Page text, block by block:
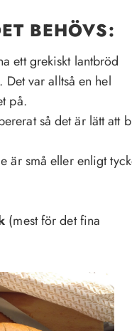
BEHÖVS:
ett grekiskt lantbröd
var alltså en hel
på.
så det är lätt att
är små eller enligt
(mest för det fina